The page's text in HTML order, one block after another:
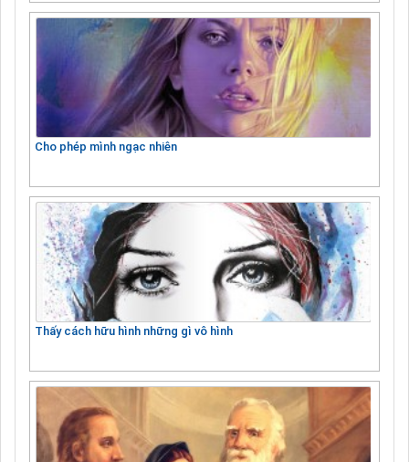
Cho phép mình ngạc nhiên
Thấy cách hữu hình những gì vô hình